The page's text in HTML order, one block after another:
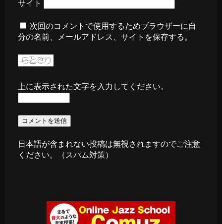
サイト
次回のコメントで使用するためブラウザーに自
分の名前、メールアドレス、サイトを保存する。
上に表示された文字を入力してください。
日本語が含まれない投稿は無視されますのでご注意
ください。（スパム対策）